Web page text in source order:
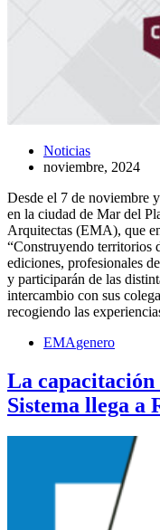
Noticias
noviembre, 2024
Desde el 7 de noviembre
en la ciudad de Mar del
Arquitectas (EMA), que
“Construyendo territorios
ediciones, profesionales
y participarán de las
intercambio con sus
recogiendo las
EMAgenero
La
Sistema llega a